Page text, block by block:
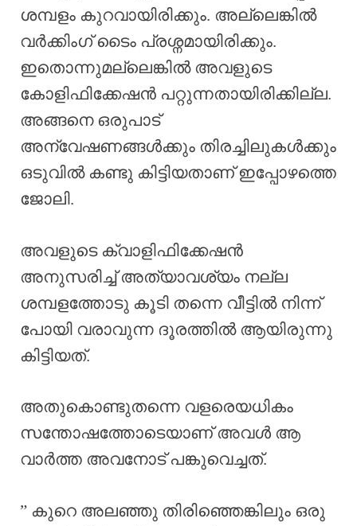
ശമ്പളം കുറവായിരിക്കും. അല്ലെങ്കിൽ
വർക്കിംഗ് ടൈം പ്രശ്നമായിരിക്കും.
ഇതൊന്നുമല്ലെങ്കിൽ അവളുടെ
കോളിഫിക്കേഷൻ പറ്റുന്നതായിരിക്കില്ല.
അങ്ങനെ ഒരുപാട്
അന്വേഷണങ്ങൾക്കും തിരച്ചിലുകൾക്കും
ഒടുവിൽ കണ്ടു കിട്ടിയതാണ് ഇപ്പോഴത്തെ
ജോലി.
അവളുടെ ക്വാളിഫിക്കേഷൻ
അനുസരിച്ച് അത്യാവശ്യം നല്ല
ശമ്പളത്തോടു കൂടി തന്നെ വീട്ടിൽ നിന്ന്
പോയി വരാവുന്ന ദൂരത്തിൽ ആയിരുന്നു
കിട്ടിയത്.
അതുകൊണ്ടുതന്നെ വളരെയധികം
സന്തോഷത്തോടെയാണ് അവൾ ആ
വാർത്ത അവനോട് പങ്കുവെച്ചത്.
” കുറെ അലഞ്ഞു തിരിഞ്ഞെങ്കിലും ഒരു